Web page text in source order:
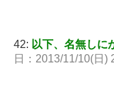
42: 以下、名無しに
日：2013/11/10(日)